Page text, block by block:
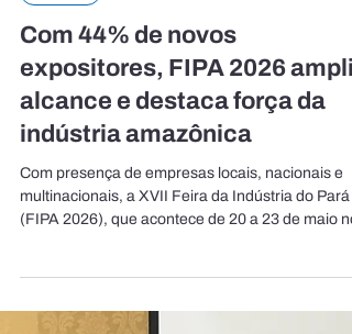
FIEPA
Com 44% de novos
alcance e destaca força da
indústria amazônica